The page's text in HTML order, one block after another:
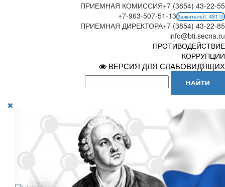
ПРИЕМНАЯ КОМИССИЯ+7 (3854) 43-22-55
+7-963-507-51-13 Заявителей: 481
ПРИЕМНАЯ ДИРЕКТОРА+7 (3854) 43-22-85
info@bti.secna.ru
ПРОТИВОДЕЙСТВИЕ
КОРРУПЦИИ
ВЕРСИЯ ДЛЯ СЛАБОВИДЯЩИХ